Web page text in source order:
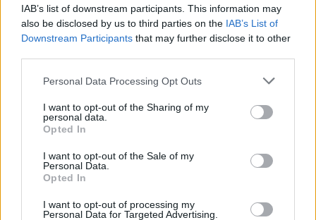
IAB’s list of downstream participants. This information may
also be disclosed by us to third parties on the IAB’s List of
Downstream Participants that may further disclose it to other
Please note that this website/app uses one or more Google
not limited to your visit or usage behaviour. You may click to
grant or deny consent to Google and its third-party tags to
use your data for below specified purposes in below Google
consent section.
Personal Data Processing Opt Outs
I want to opt-out of the Sharing of my
personal data.
Opted In
I want to opt-out of the Sale of my
Personal Data.
Opted In
I want to opt-out of processing my
Personal Data for Targeted Advertising.
színes_ötletek• 2026. április 23.
Nagy örömünkre már eddig is nagyon sok szép,